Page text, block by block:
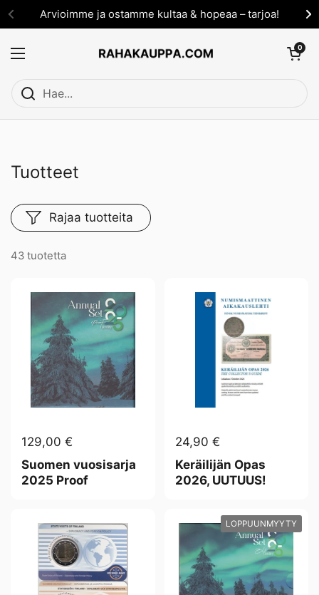
Siirry sisältöönArvioimme ja ostamme kultaa & hopeaa – tarjoa!
Avaa valikko
Avaa 0
Tuotteet
43 tuotetta
Rajaa tuotteita
129,00 €
Suomen vuosisarja
2025 Proof
24,90 €
Keräilijän Opas
2026, UUTUUS!
LOPPUUNMYYTY